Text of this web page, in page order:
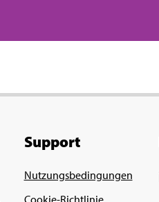
Support
Nutzungsbedingungen
Cookie-Richtlinie